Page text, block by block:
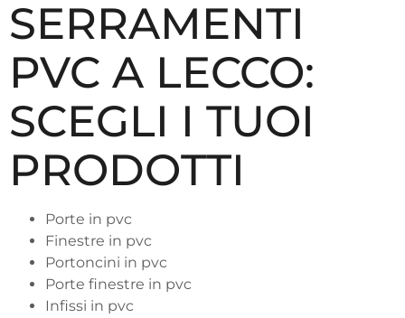
SERRAMENTI
PVC A LECCO:
SCEGLI I TUOI
PRODOTTI
Porte in pvc
Finestre in pvc
Portoncini in pvc
Porte finestre in pvc
Infissi in pvc